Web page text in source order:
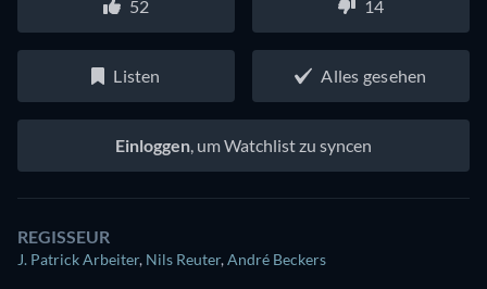
52 14
Listen Alles gesehen
Einloggen , um Watchlist zu syncen
REGISSEUR
J. Patrick Arbeiter, Nils Reuter,André Beckers